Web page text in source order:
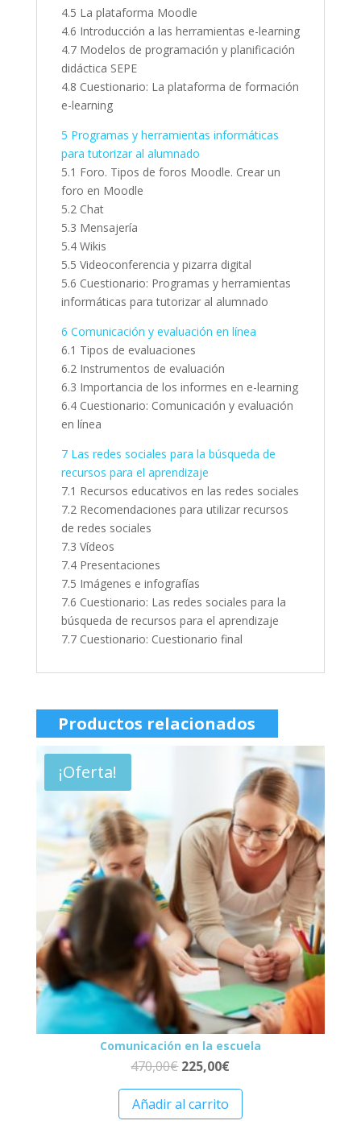
4.5 La plataforma Moodle
4.6 Introducción a las herramientas e-learning
4.7 Modelos de programación y planificación
didáctica SEPE
4.8 Cuestionario: La plataforma de formación
e-learning
5 Programas y herramientas informáticas
para tutorizar al alumnado
5.1 Foro. Tipos de foros Moodle. Crear un
foro en Moodle
5.2 Chat
5.3 Mensajería
5.4 Wikis
5.5 Videoconferencia y pizarra digital
5.6 Cuestionario: Programas y herramientas
informáticas para tutorizar al alumnado
6 Comunicación y evaluación en línea
6.1 Tipos de evaluaciones
6.2 Instrumentos de evaluación
6.3 Importancia de los informes en e-learning
6.4 Cuestionario: Comunicación y evaluación
en línea
7 Las redes sociales para la búsqueda de
recursos para el aprendizaje
7.1 Recursos educativos en las redes sociales
7.2 Recomendaciones para utilizar recursos
de redes sociales
7.3 Vídeos
7.4 Presentaciones
7.5 Imágenes e infografías
7.6 Cuestionario: Las redes sociales para la
búsqueda de recursos para el aprendizaje
7.7 Cuestionario: Cuestionario final
Productos relacionados
¡Oferta!
Comunicación en la escuela
470,00€ 225,00€
Añadir al carrito